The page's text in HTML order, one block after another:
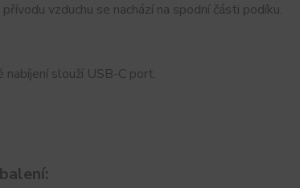
vzduchu se nachází na spodní části podíku.
nabíjení slouží USB-C port.